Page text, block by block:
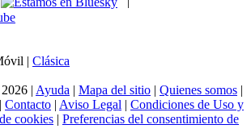
| Clásica
| Ayuda | Mapa del sitio | Quienes somos |
| Contacto | Aviso Legal | Condiciones de Uso y
cookies | Preferencias del consentimiento de